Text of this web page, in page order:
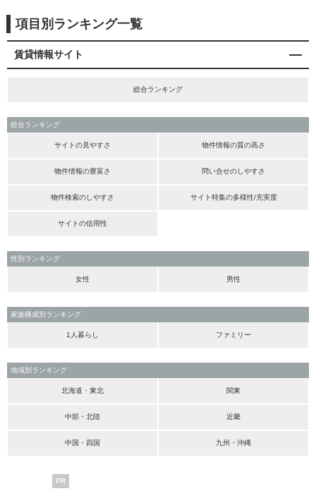
項目別ランキング一覧
賃貸情報サイト
総合ランキング
総合ランキング
サイトの見やすさ 物件情報の質の高さ
物件情報の豊富さ 問い合せのしやすさ
物件検索のしやすさ サイト特集の多様性/充実度
サイトの信用性
性別ランキング
女性 男性
家族構成別ランキング
1人暮らし ファミリー
地域別ランキング
北海道・東北 関東
中部・北陸 近畿
中国・四国 九州・沖縄
PR